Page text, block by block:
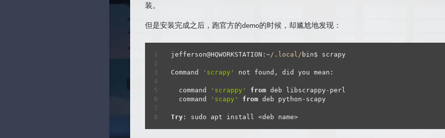
装。
但是安装完成之后，跑官方的demo的时候，却尴尬地发现：
jefferson@HQWORKSTATION:~/.local/ bin$ scrapy
Command 'scrapy' not found, did you mean:
  command
'scrappy' from deb libscrappy-perl
  command
'scapy' from deb python-scapy
Try : sudo apt install <deb name>